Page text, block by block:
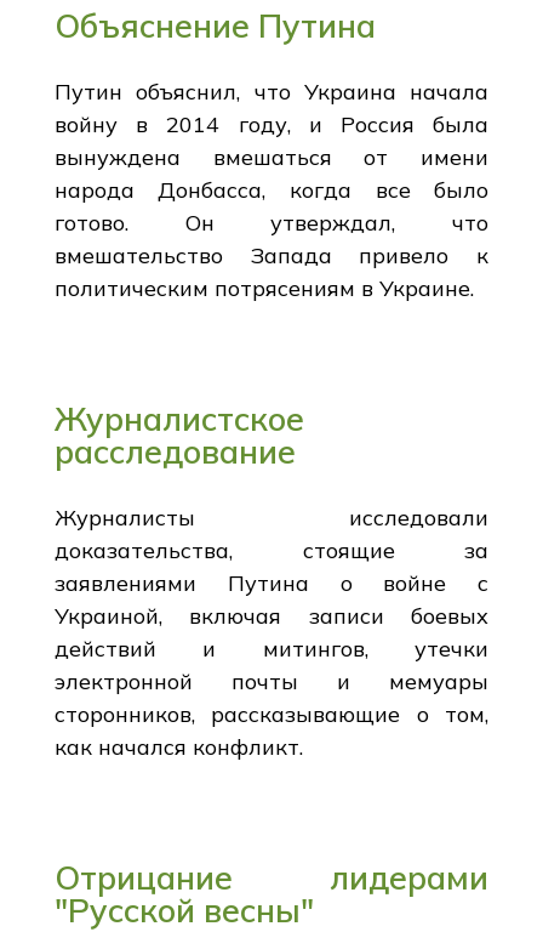
Объяснение Путина
Путин объяснил, что Украина начала
войну в 2014 году, и Россия была
вынуждена вмешаться от имени
народа Донбасса, когда все было
готово. Он утверждал, что
вмешательство Запада привело к
политическим потрясениям в Украине.
Журналистское
расследование
Журналисты исследовали
доказательства, стоящие за
заявлениями Путина о войне с
Украиной, включая записи боевых
действий и митингов, утечки
электронной почты и мемуары
сторонников, рассказывающие о том,
как начался конфликт.
Отрицание лидерами
"Русской весны"